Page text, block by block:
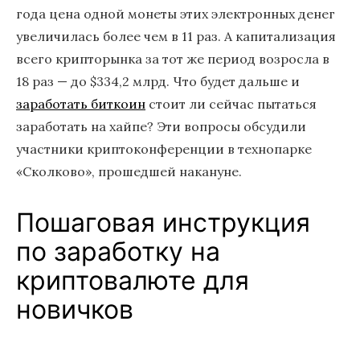
года цена одной монеты этих электронных денег
увеличилась более чем в 11 раз. А капитализация
всего крипторынка за тот же период возросла в
18 раз — до $334,2 млрд. Что будет дальше и
заработать биткоин стоит ли сейчас пытаться
заработать на хайпе? Эти вопросы обсудили
участники криптоконференции в технопарке
«Сколково», прошедшей накануне.
Пошаговая инструкция
по заработку на
криптовалюте для
новичков